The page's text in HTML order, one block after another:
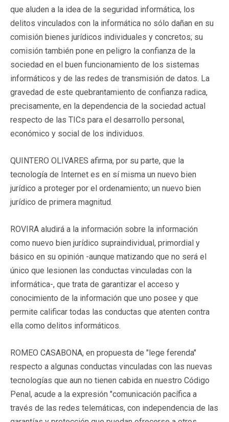
que aluden a la idea de la seguridad informática, los
delitos vinculados con la informática no sólo dañan en su
comisión bienes jurídicos individuales y concretos; su
comisión también pone en peligro la confianza de la
sociedad en el buen funcionamiento de los sistemas
informáticos y de las redes de transmisión de datos. La
gravedad de este quebrantamiento de confianza radica,
precisamente, en la dependencia de la sociedad actual
respecto de las TICs para el desarrollo personal,
económico y social de los individuos.
QUINTERO OLIVARES afirma, por su parte, que la
tecnología de Internet es en sí misma un nuevo bien
jurídico a proteger por el ordenamiento; un nuevo bien
jurídico de primera magnitud.
ROVIRA aludirá a la información sobre la información
como nuevo bien jurídico supraindividual, primordial y
básico en su opinión -aunque matizando que no será el
único que lesionen las conductas vinculadas con la
informática-, que trata de garantizar el acceso y
conocimiento de la información que uno posee y que
permite calificar todas las conductas que atenten contra
ella como delitos informáticos.
ROMEO CASABONA, en propuesta de "lege ferenda"
respecto a algunas conductas vinculadas con las nuevas
tecnologías que aun no tienen cabida en nuestro Código
Penal, acude a la expresión "comunicación pacífica a
través de las redes telemáticas, con independencia de las